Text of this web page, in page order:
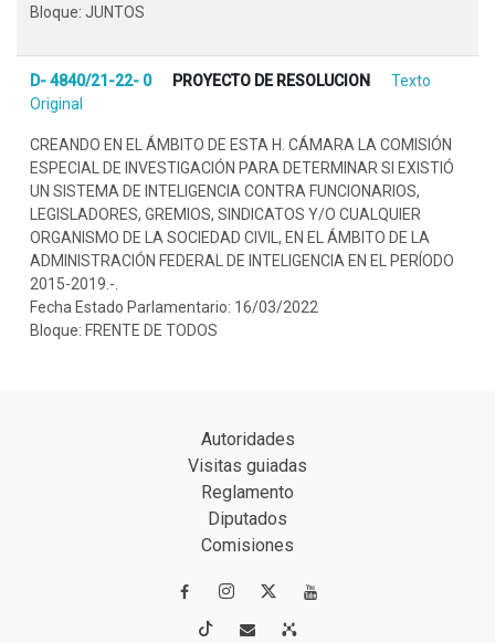
Bloque: JUNTOS
D- 4840/21-22- 0 PROYECTO DE RESOLUCION
Texto
Original
CREANDO EN EL ÁMBITO DE ESTA H. CÁMARA LA COMISIÓN
ESPECIAL DE INVESTIGACIÓN PARA DETERMINAR SI EXISTIÓ
UN SISTEMA DE INTELIGENCIA CONTRA FUNCIONARIOS,
LEGISLADORES, GREMIOS, SINDICATOS Y/O CUALQUIER
ORGANISMO DE LA SOCIEDAD CIVIL, EN EL ÁMBITO DE LA
ADMINISTRACIÓN FEDERAL DE INTELIGENCIA EN EL PERÍODO
2015-2019.-.
Fecha Estado Parlamentario: 16/03/2022
Bloque: FRENTE DE TODOS
Autoridades
Visitas guiadas
Reglamento
Diputados
Comisiones
 
 